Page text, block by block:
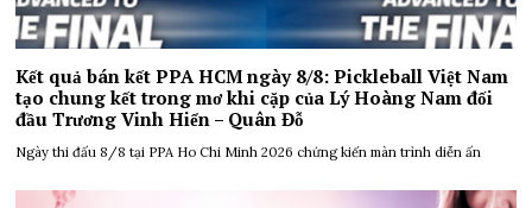
Kết quả bán kết PPA HCM ngày 8/8: Pickleball Việt Nam
tạo chung kết trong mơ khi cặp của Lý Hoàng Nam đối
đầu Trương Vinh Hiển – Quân Đỗ
Ngày thi đấu 8/8 tại PPA Ho Chi Minh 2026 chứng kiến màn trình diễn ấn